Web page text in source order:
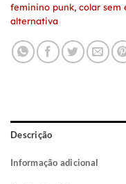
feminino punk, colar sem
alternativa
Descrição
Informação adicional